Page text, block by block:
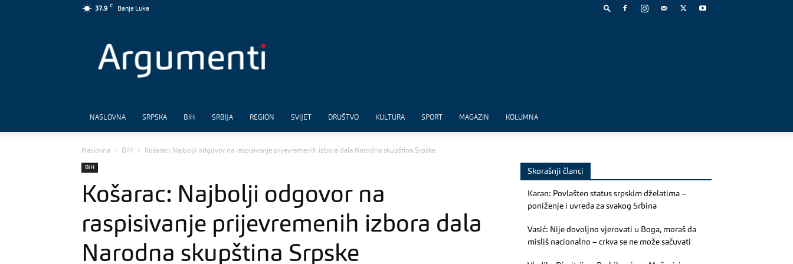
37.9
C
Banja Luka
NASLOVNA SRPSKA BIH SRBIJA REGION SVIJET DRUŠTVO KULTURA SPORT MAGAZIN KOLUMNA
Naslovna BiH Košarac: Najbolji odgovor na raspisivanje prijevremenih izbora dala Narodna skupština Srpske
BiH
Košarac: Najbolji odgovor na
raspisivanje prijevremenih izbora dala
Narodna skupština Srpske
Skorašnji članci
Karan: Povlašten status srpskim dželatima –
poniženje i uvreda za svakog Srbina
Vasić: Nije dovoljno vjerovati u Boga, moraš da
misliš nacionalno – crkva se ne može sačuvati